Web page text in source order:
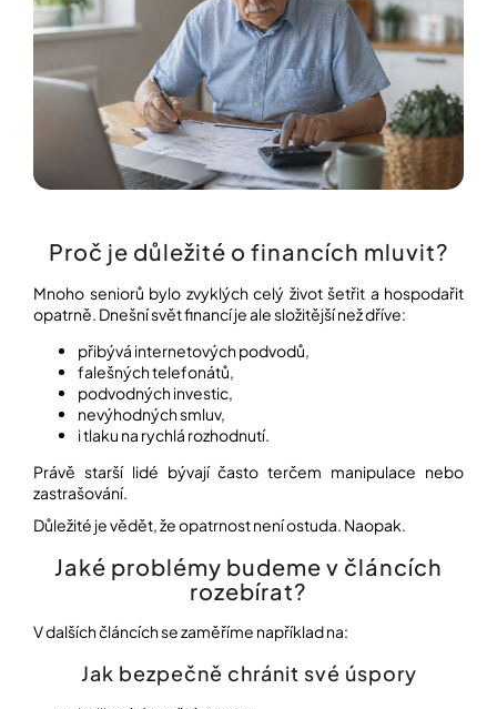
VAŠE
NAŠE
INSPIRACE
ZÁBAVA,
POSÍLÍ
PAMĚŤ
REPASOVANÉ
POMŮCKY
Přihlášení
Proč je důležité o financích mluvit?
Mnoho seniorů bylo zvyklých celý život šetřit a hospodařit
opatrně. Dnešní svět financí je ale složitější než dříve:
přibývá internetových podvodů,
falešných telefonátů,
podvodných investic,
nevýhodných smluv,
i tlaku na rychlá rozhodnutí.
Právě starší lidé bývají často terčem manipulace nebo
zastrašování.
Důležité je vědět, že opatrnost není ostuda. Naopak.
Jaké problémy budeme v článcích
rozebírat?
V dalších článcích se zaměříme například na:
Jak bezpečně chránit své úspory
HLEDAT
o
e
m